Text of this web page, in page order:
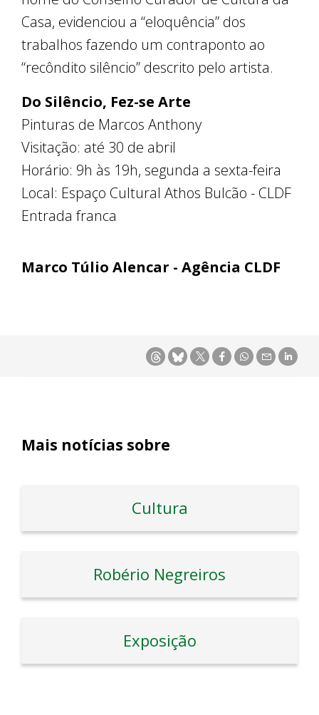
Casa, evidenciou a “eloquência” dos
trabalhos fazendo um contraponto ao
“recôndito silêncio” descrito pelo artista.
Do Silêncio, Fez-se Arte
Pinturas de Marcos Anthony
Visitação: até 30 de abril
Horário: 9h às 19h, segunda a sexta-feira
Local: Espaço Cultural Athos Bulcão - CLDF
Entrada franca
Marco Túlio Alencar - Agência CLDF
Mais notícias sobre
Cultura
Robério Negreiros
Exposição